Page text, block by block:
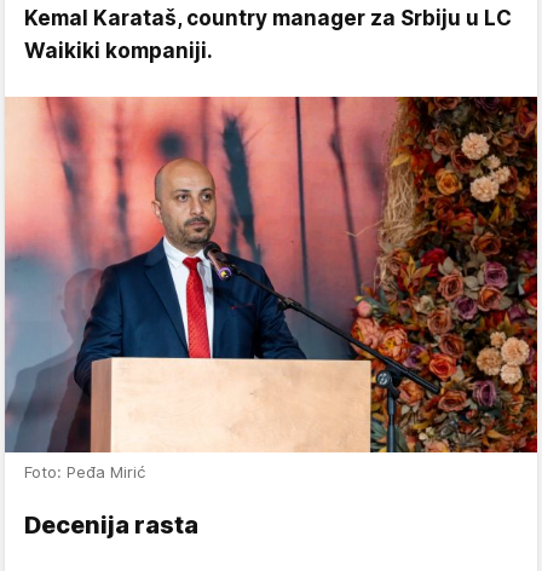
Kemal Karataš, country manager za Srbiju u LC
Waikiki kompaniji.
Foto: Peđa Mirić
Decenija rasta